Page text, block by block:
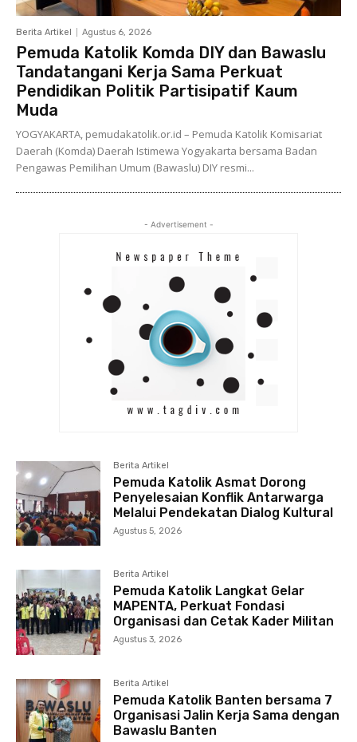
Berita Artikel Agustus 6, 2026
Pemuda Katolik Komda DIY dan Bawaslu
Tandatangani Kerja Sama Perkuat
Pendidikan Politik Partisipatif Kaum
Muda
YOGYAKARTA, pemudakatolik.or.id – Pemuda Katolik Komisariat
Daerah (Komda) Daerah Istimewa Yogyakarta bersama Badan
Pengawas Pemilihan Umum (Bawaslu) DIY resmi...
- Advertisement -
Berita Artikel
Pemuda Katolik Asmat Dorong
Penyelesaian Konflik Antarwarga
Melalui Pendekatan Dialog Kultural
Agustus 5, 2026
Berita Artikel
Pemuda Katolik Langkat Gelar
MAPENTA, Perkuat Fondasi
Organisasi dan Cetak Kader Militan
Agustus 3, 2026
Berita Artikel
Pemuda Katolik Banten bersama 7
Organisasi Jalin Kerja Sama dengan
Bawaslu Banten